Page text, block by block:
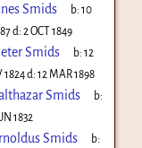
Smids b:10
d: 2 OCT 1849
Smids b:12
1824d: 12 MAR 1898
Smids
b:
1832
Smids
b: